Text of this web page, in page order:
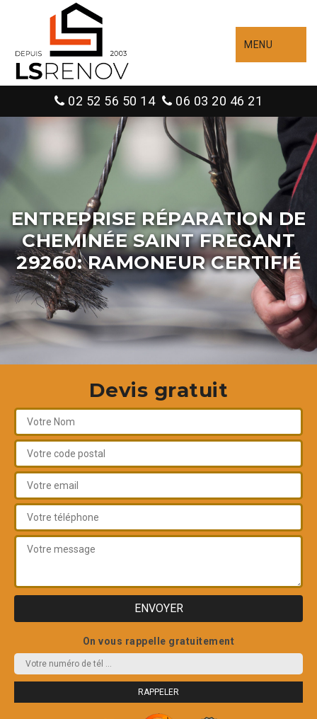
MENU
02 52 56 50 14 06 03 20 46 21
ENTREPRISE RÉPARATION DE
CHEMINÉE SAINT FREGANT
29260: RAMONEUR CERTIFIÉ
Devis gratuit
On vous rappelle gratuitement